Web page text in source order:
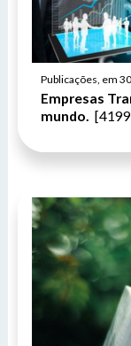
Publicações, em
Empresas
mundo.